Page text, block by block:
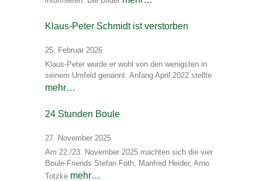
Klaus-Peter Schmidt ist verstorben
25. Februar 2026
Klaus-Peter wurde er wohl von den wenigsten in
seinem Umfeld genannt. Anfang April 2022 stellte
mehr…
24 Stunden Boule
27. November 2025
Am 22./23. November 2025 machten sich die vier
Boule-Friends Stefan Foth, Manfred Heider, Arno
Totzke mehr…